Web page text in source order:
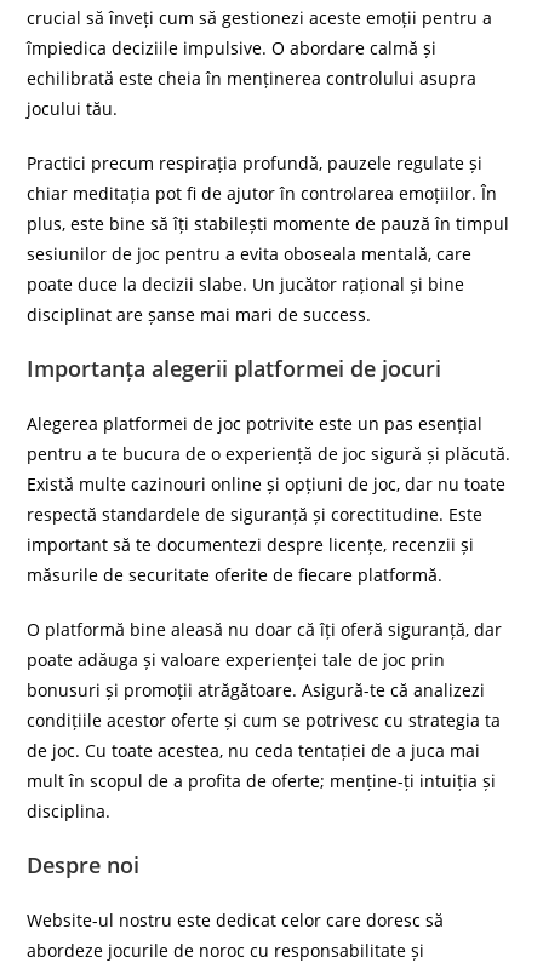
crucial să înveți cum să gestionezi aceste emoții pentru a
împiedica deciziile impulsive. O abordare calmă și
echilibrată este cheia în menținerea controlului asupra
jocului tău.
Practici precum respirația profundă, pauzele regulate și
chiar meditația pot fi de ajutor în controlarea emoțiilor. În
plus, este bine să îți stabilești momente de pauză în timpul
sesiunilor de joc pentru a evita oboseala mentală, care
poate duce la decizii slabe. Un jucător rațional și bine
disciplinat are șanse mai mari de success.
Importanța alegerii platformei de jocuri
Alegerea platformei de joc potrivite este un pas esențial
pentru a te bucura de o experiență de joc sigură și plăcută.
Există multe cazinouri online și opțiuni de joc, dar nu toate
respectă standardele de siguranță și corectitudine. Este
important să te documentezi despre licențe, recenzii și
măsurile de securitate oferite de fiecare platformă.
O platformă bine aleasă nu doar că îți oferă siguranță, dar
poate adăuga și valoare experienței tale de joc prin
bonusuri și promoții atrăgătoare. Asigură-te că analizezi
condițiile acestor oferte și cum se potrivesc cu strategia ta
de joc. Cu toate acestea, nu ceda tentației de a juca mai
mult în scopul de a profita de oferte; menține-ți intuiția și
disciplina.
Despre noi
Website-ul nostru este dedicat celor care doresc să
abordeze jocurile de noroc cu responsabilitate și